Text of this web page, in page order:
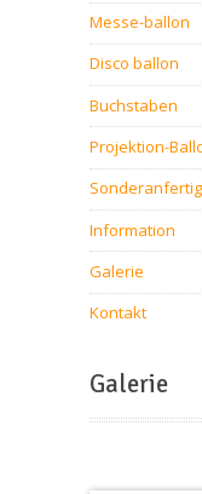
Messe-ballon
Disco ballon
Buchstaben
Projektion-
Information
Galerie
Kontakt
Galerie